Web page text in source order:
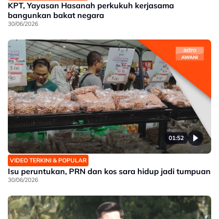
KPT, Yayasan Hasanah perkukuh kerjasama
bangunkan bakat negara
30/06/2026
01:52
VIDEO TERKINI & POPULAR
Isu peruntukan, PRN dan kos sara hidup jadi tumpuan
30/06/2026